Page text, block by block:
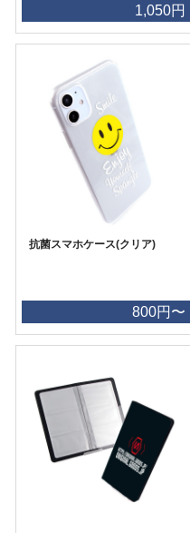
1,050円
抗菌スマホケース(クリア)
800円〜